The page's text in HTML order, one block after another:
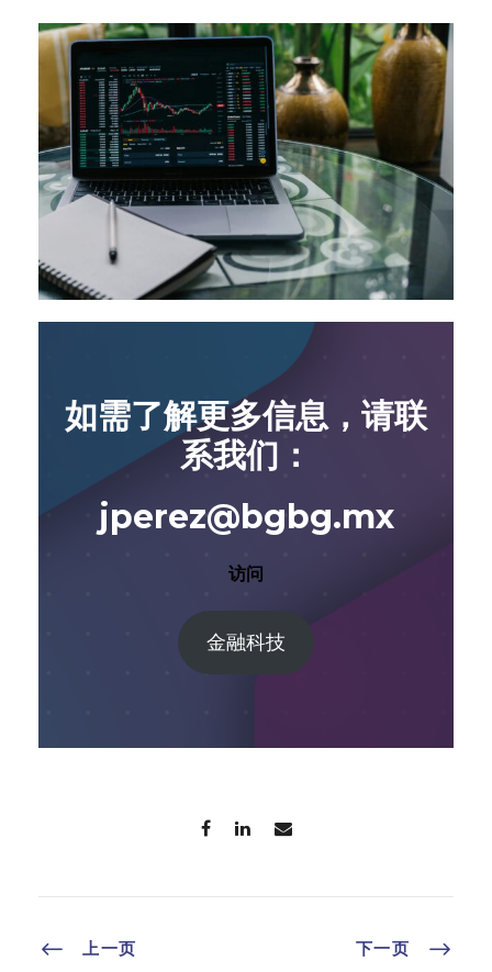
如需了解更多信息，请联
系我们：
jperez@bgbg.mx
访问
金融科技
上一页 下一页